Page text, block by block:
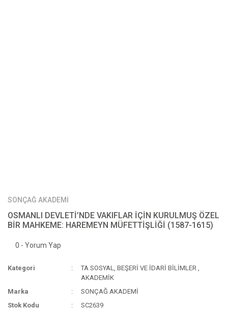
SONÇAĞ AKADEMİ
OSMANLI DEVLETİ’NDE VAKIFLAR İÇİN KURULMUŞ ÖZEL
BİR MAHKEME: HAREMEYN MÜFETTİŞLİĞİ (1587-1615)
0 - Yorum Yap
Kategori TA SOSYAL, BEŞERİ VE İDARİ BİLİMLER ,
AKADEMİK
Marka
SONÇAĞ AKADEMİ
Stok Kodu
SC2639